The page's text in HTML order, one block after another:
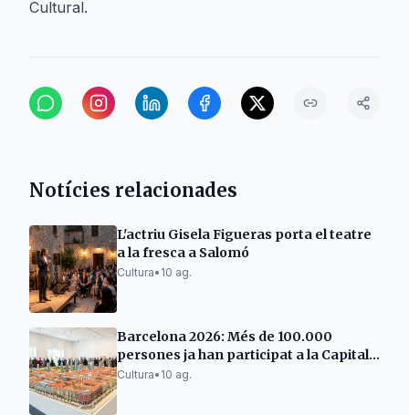
Cultural.
Notícies relacionades
L'actriu Gisela Figueras porta el teatre
a la fresca a Salomó
Cultura• 10 ag.
Barcelona 2026: Més de 100.000
persones ja han participat a la Capital
Mundial de l’Arquitectura
Cultura• 10 ag.